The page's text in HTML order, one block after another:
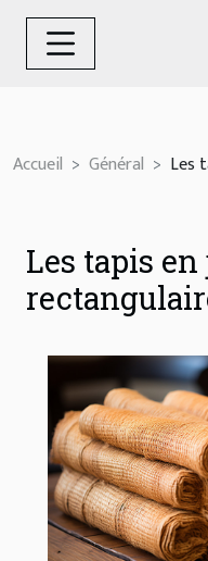
Accueil Général Les
Les tapis en